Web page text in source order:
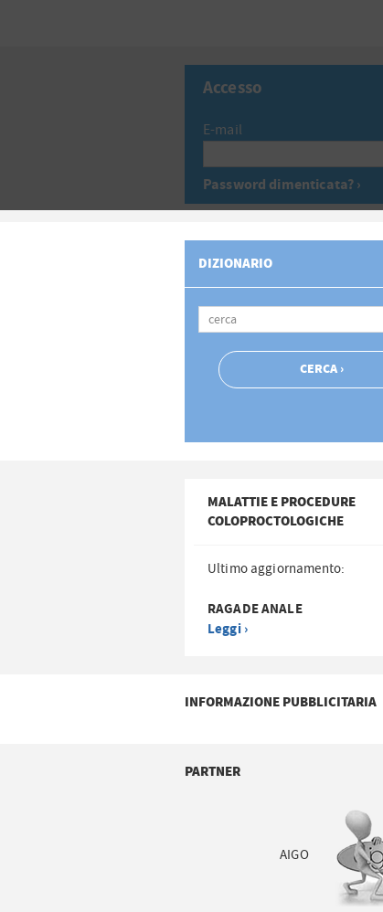
Accesso
E-mail
Password dimenticata? ›
DIZIONARIO
MALATTIE E PROCEDURE
COLOPROCTOLOGICHE
Ultimo aggiornamento:
RAGADE ANALE
Leggi ›
INFORMAZIONE PUBBLICITARIA
PARTNER
AIGO